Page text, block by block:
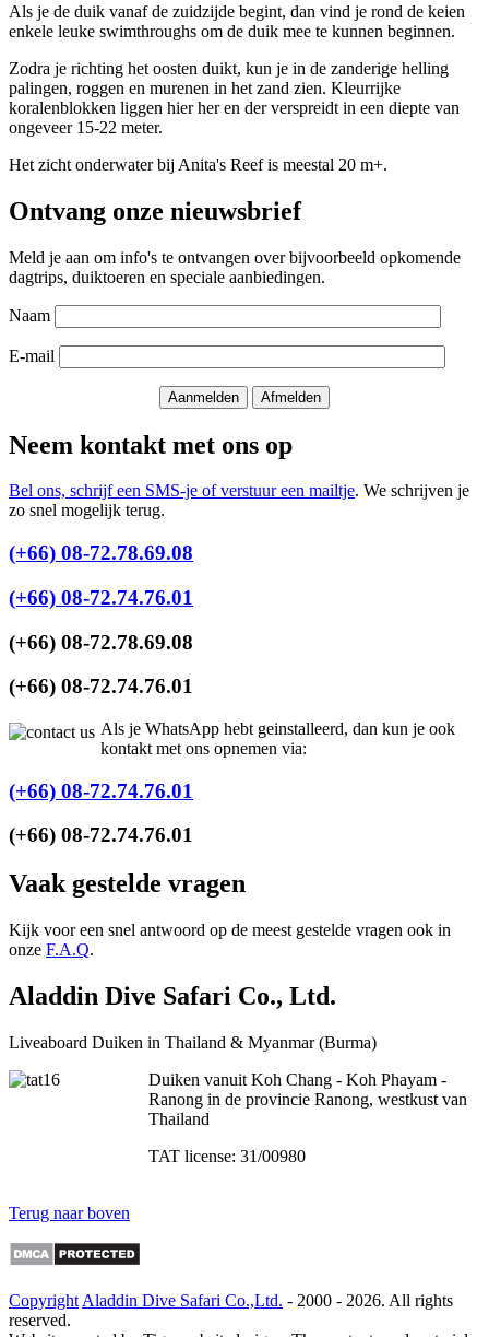
Als je de duik vanaf de zuidzijde begint, dan vind je rond de keien
enkele leuke swimthroughs om de duik mee te kunnen beginnen.
Zodra je richting het oosten duikt, kun je in de zanderige helling
palingen, roggen en murenen in het zand zien. Kleurrijke
koralenblokken liggen hier her en der verspreidt in een diepte van
ongeveer 15-22 meter.
Het zicht onderwater bij Anita's Reef is meestal 20 m+.
Ontvang onze nieuwsbrief
Meld je aan om info's te ontvangen over bijvoorbeeld opkomende
dagtrips, duiktoeren en speciale aanbiedingen.
Naam
E-mail
Neem kontakt met ons op
Bel ons, schrijf een SMS-je of verstuur een mailtje. We schrijven je
zo snel mogelijk terug.
(+66) 08-72.78.69.08
(+66) 08-72.74.76.01
(+66) 08-72.78.69.08
(+66) 08-72.74.76.01
Als je WhatsApp hebt geinstalleerd, dan kun je ook
kontakt met ons opnemen via:
(+66) 08-72.74.76.01
(+66) 08-72.74.76.01
Vaak gestelde vragen
Kijk voor een snel antwoord op de meest gestelde vragen ook in
onze F.A.Q.
Aladdin Dive Safari Co., Ltd.
Liveaboard Duiken in Thailand & Myanmar (Burma)
Duiken vanuit Koh Chang - Koh Phayam -
Ranong in de provincie Ranong, westkust van
Thailand
TAT license: 31/00980
Terug naar boven
Copyright Aladdin Dive Safari Co.,Ltd. - 2000 - 2026. All rights
reserved.